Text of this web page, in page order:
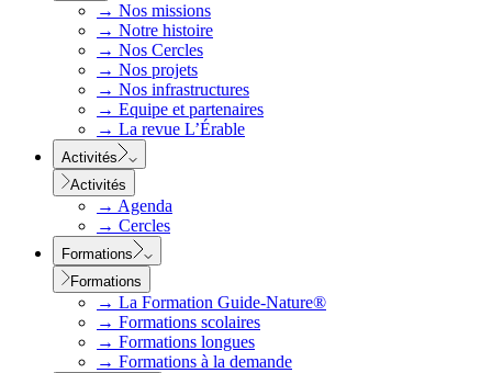
→ Nos missions
→ Notre histoire
→ Nos Cercles
→ Nos projets
→ Nos infrastructures
→ Equipe et partenaires
→ La revue L’Érable
Activités
Activités
→ Agenda
→ Cercles
Formations
Formations
→ La Formation Guide-Nature®
→ Formations scolaires
→ Formations longues
→ Formations à la demande